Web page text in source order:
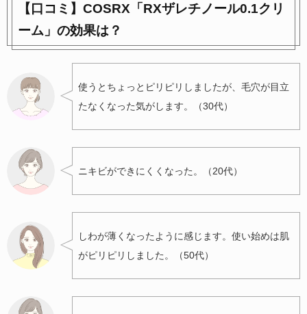
【口コミ】COSRX「RXザレチノール0.1クリ
ーム」の効果は？
使うとちょっとピリピリしましたが、毛穴が目立
たなくなった気がします。（30代）
ニキビができにくくなった。（20代）
しわが薄くなったように感じます。使い始めは肌
がピリピリしました。（50代）